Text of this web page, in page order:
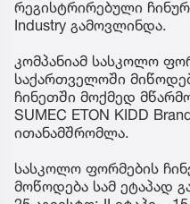
რეგისტრირებული
Industry გამოვლინდა.
კომპანიამ სასკოლო
საქართველოში
ჩინეთში მოქმედ
SUMEC ETON KIDD
ითანამშრომლა.
სასკოლო ფორმების
მოწოდება სამ ეტაპად